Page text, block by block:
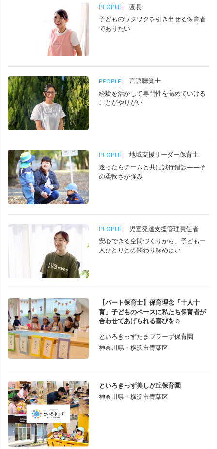
PEOPLE
園長
子どものワクワクを引き出せる保育者
でありたい
PEOPLE
言語聴覚士
経験を活かして専門性を高めていける
ことがやりがい
PEOPLE
地域支援リーダー保育士
迷ったらチームと共に試行錯誤——そ
の柔軟さが強み
PEOPLE
児童発達支援管理責任者
安心できる空間づくりから、子ども一
人ひとりとの関わり深めたい
【パート保育士】保育理念「十人十
育」子どものペースに私たち保育者が
合わせてあげられる喜びを☺️
といろきっずたまプラーザ保育園
神奈川県・横浜市青葉区
といろきっず美しが丘保育園
神奈川県・横浜市青葉区